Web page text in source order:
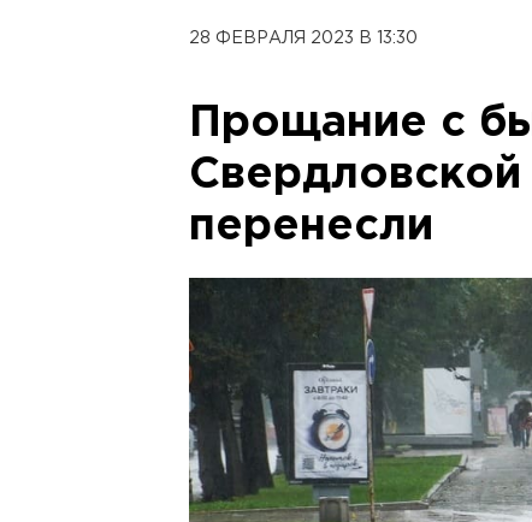
28 ФЕВРАЛЯ 2023 В 13:30
Прощание с
Свердловской
перенесли